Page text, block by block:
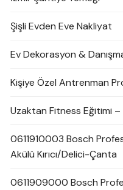
Şişli Evden Eve Nakliyat
Ev Dekorasyon &
Kişiye Özel Antrenman
Uzaktan Fitness Eğitimi
0611910003 Bosch
Akülü Kırıcı/Delici-Çanta
0611909000 Bosch